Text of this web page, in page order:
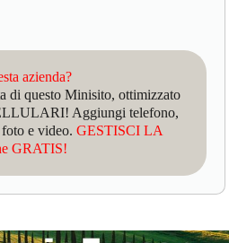
azienda?
di questo Minisito, ottimizzato
Aggiungi telefono,
foto e video.GESTISCI LA
GRATIS!